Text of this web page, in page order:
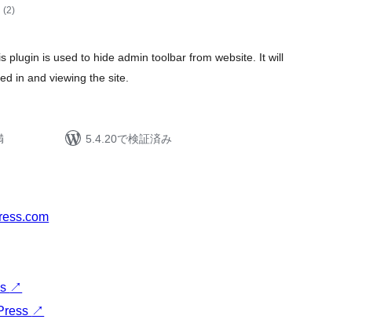
(2個
の)
plugin is used to hide admin toolbar from website. It will
in and viewing the site.
5.4.20で検証済み
↗
↗